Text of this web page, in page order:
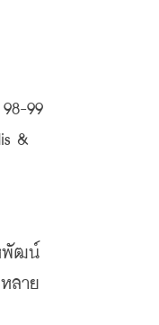
&
พัฒน์
ลาย